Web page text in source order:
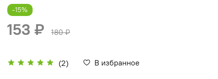
(2) В избранное
-15%
153 ₽ 180 ₽